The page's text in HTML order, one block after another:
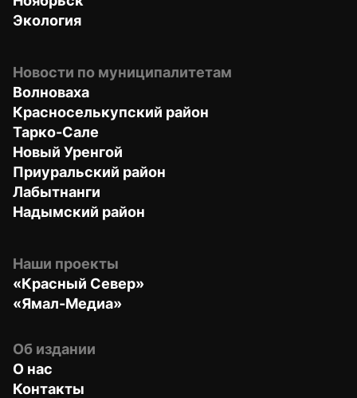
Экология
Новости по муниципалитетам
Волноваха
Красноселькупский район
Тарко-Сале
Новый Уренгой
Приуральский район
Лабытнанги
Надымский район
Наши проекты
«Красный Север»
«Ямал-Медиа»
Об издании
О нас
Контакты